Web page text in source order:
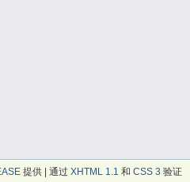
提供 | 通过 XHTML 1.1 和 CSS 3 验证